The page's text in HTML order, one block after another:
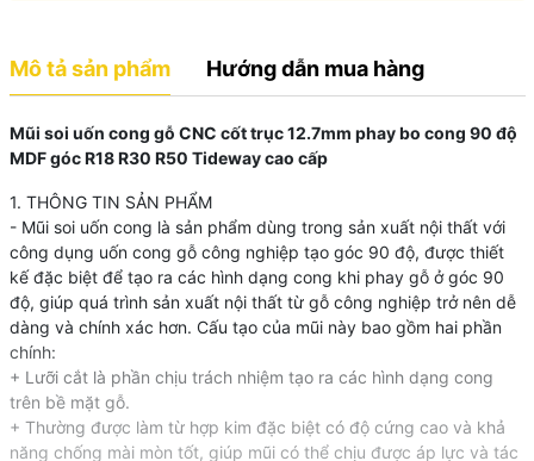
Mô tả sản phẩm Hướng dẫn mua hàng
Mũi soi uốn cong gỗ CNC cốt trục 12.7mm phay bo cong 90 độ
MDF góc R18 R30 R50 Tideway cao cấp
1. THÔNG TIN SẢN PHẨM
- Mũi soi uốn cong là sản phẩm dùng trong sản xuất nội thất với
công dụng uốn cong gỗ công nghiệp tạo góc 90 độ, được thiết
kế đặc biệt để tạo ra các hình dạng cong khi phay gỗ ở góc 90
độ, giúp quá trình sản xuất nội thất từ gỗ công nghiệp trở nên dễ
dàng và chính xác hơn. Cấu tạo của mũi này bao gồm hai phần
chính:
+ Lưỡi cắt là phần chịu trách nhiệm tạo ra các hình dạng cong
trên bề mặt gỗ.
+ Thường được làm từ hợp kim đặc biệt có độ cứng cao và khả
năng chống mài mòn tốt, giúp mũi có thể chịu được áp lực và tác